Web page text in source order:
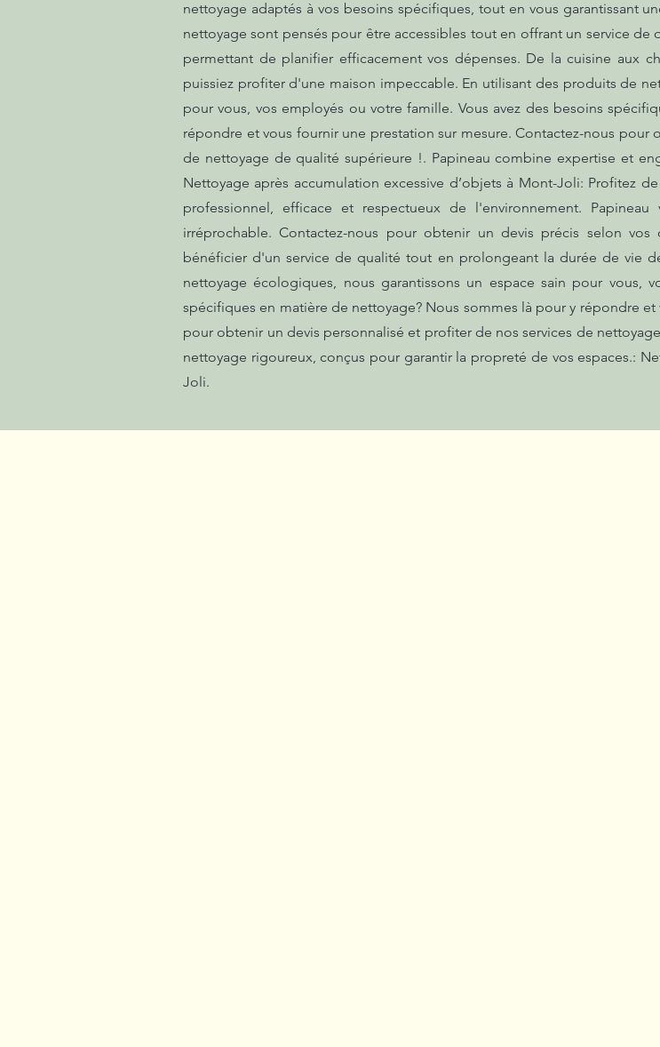
nettoyage adaptés à vos besoins spécifiques, tout en vous garantissant
nettoyage sont pensés pour être accessibles tout en offrant un service de
permettant de planifier efficacement vos dépenses. De la cuisine aux
puissiez profiter d'une maison impeccable. En utilisant des produits de
pour vous, vos employés ou votre famille. Vous avez des besoins
répondre et vous fournir une prestation sur mesure. Contactez-nous
de nettoyage de qualité supérieure !. Papineau combine expertise et
Nettoyage après accumulation excessive d’objets à Mont-Joli: Profitez
professionnel, efficace et respectueux de l'environnement.
irréprochable. Contactez-nous pour obtenir un devis précis selon
bénéficier d'un service de qualité tout en prolongeant la durée de vie
nettoyage écologiques, nous garantissons un espace sain pour vous,
spécifiques en matière de nettoyage? Nous sommes là pour y répondre
pour obtenir un devis personnalisé et profiter de nos services de
nettoyage rigoureux, conçus pour garantir la propreté de vos espaces.:
Joli.